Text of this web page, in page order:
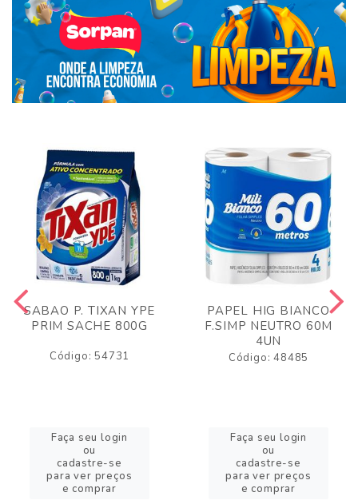
SABAO P. TIXAN YPE
PRIM SACHE 800G
Código: 54731
Faça seu login
ou
cadastre-se
para ver preços
e comprar
PAPEL HIG BIANCO
F.SIMP NEUTRO 60M
4UN
Código: 48485
Faça seu login
ou
cadastre-se
para ver preços
e comprar